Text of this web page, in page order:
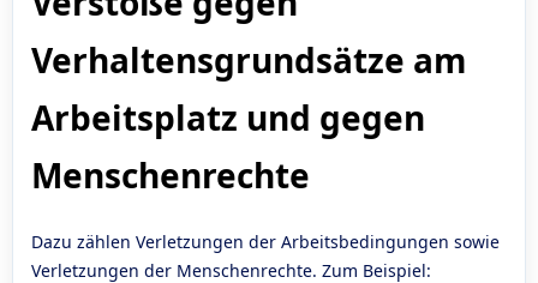
Verhaltensgrundsätze am
Arbeitsplatz und gegen
Menschenrechte
Dazu zählen Verletzungen der Arbeitsbedingungen sowie
Verletzungen der Menschenrechte. Zum Beispiel: